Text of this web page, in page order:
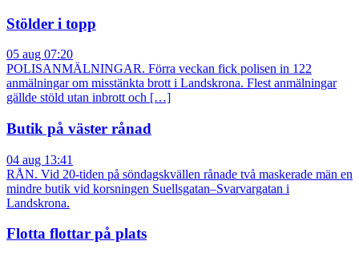
Stölder i topp
05 aug 07:20
POLISANMÄLNINGAR. Förra veckan fick polisen in 122
anmälningar om misstänkta brott i Landskrona. Flest anmälningar
gällde stöld utan inbrott och […]
Butik på väster rånad
04 aug 13:41
RÅN. Vid 20-tiden på söndagskvällen rånade två maskerade män en
mindre butik vid korsningen Suellsgatan–Svarvargatan i
Landskrona.
Flotta flottar på plats